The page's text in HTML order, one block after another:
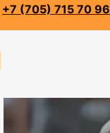
+7 (705) 715 70 96